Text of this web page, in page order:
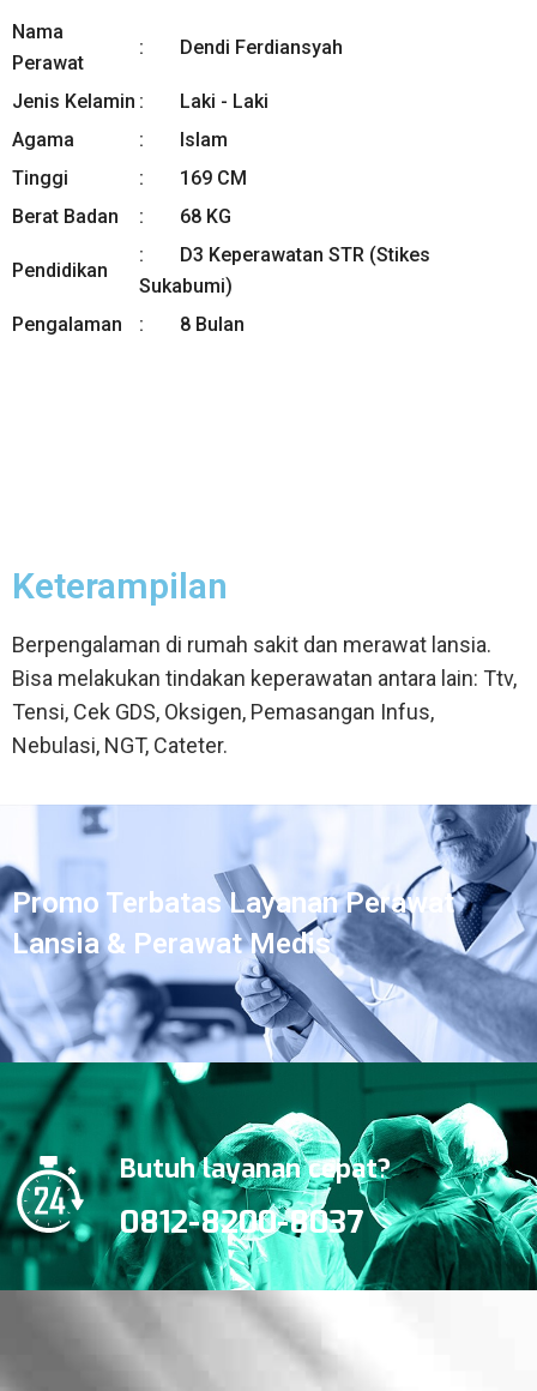
Nama
Perawat
Dendi Ferdiansyah
Jenis Kelamin
Laki - Laki
Agama
Islam
Tinggi
169 CM
Berat Badan
68 KG
Pendidikan
D3 Keperawatan STR (Stikes
Sukabumi)
Pengalaman
8 Bulan
Keterampilan
Berpengalaman di rumah sakit dan merawat lansia.
Bisa melakukan tindakan keperawatan antara lain: Ttv,
Tensi, Cek GDS, Oksigen, Pemasangan Infus,
Nebulasi, NGT, Cateter.
Promo Terbatas Layanan Perawat
Lansia & Perawat Medis
Butuh layanan cepat?
0812-8200-8037